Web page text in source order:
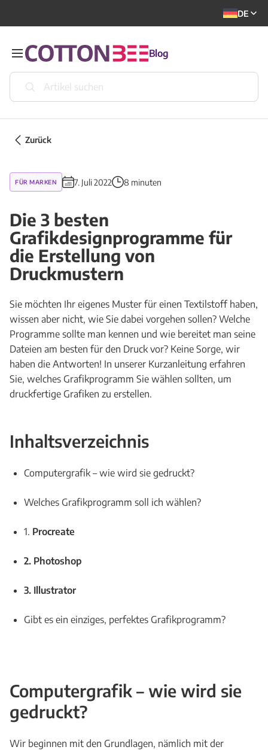
DE
Blog
Zurück
FÜR MARKEN 7. Juli 2022 8 minuten
Die 3 besten
Grafikdesignprogramme für
die Erstellung von
Druckmustern
Sie möchten Ihr eigenes Muster für einen Textilstoff haben,
wissen aber nicht, wie Sie dabei vorgehen sollen? Welche
Programme sollte man kennen und wie bereitet man seine
Dateien am besten für den Druck vor? Keine Sorge, wir
haben die Antworten! In unserer Kurzanleitung erfahren
Sie, welches Grafikprogramm Sie wählen sollten, um
druckfertige Grafiken zu erstellen.
Inhaltsverzeichnis
Computergrafik – wie wird sie gedruckt?
Welches Grafikprogramm soll ich wählen?
1. Procreate
2. Photoshop
3. Illustrator
Gibt es ein einziges, perfektes Grafikprogramm?
Computergrafik – wie wird sie
gedruckt?
Wir beginnen mit den Grundlagen, nämlich mit der